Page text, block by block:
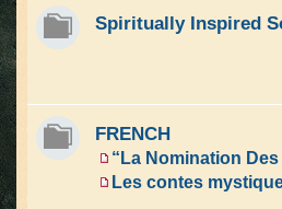
Spiritually Inspired
FRENCH
“La Nomination
Les contes